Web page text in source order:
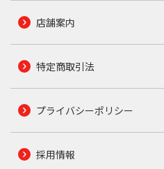
店舗案内
特定商取引法
プライバシーポリシー
採用情報